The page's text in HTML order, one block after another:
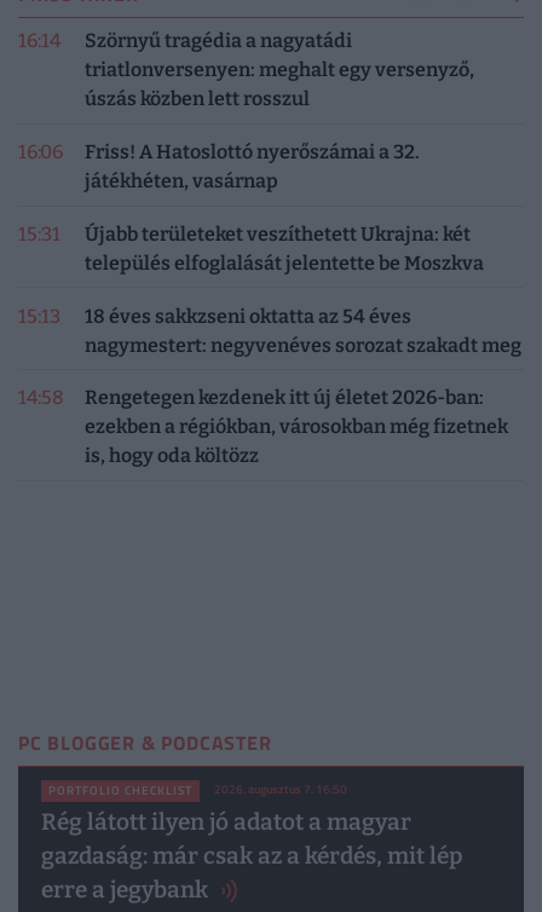
16:14
Szörnyű tragédia a nagyatádi
triatlonversenyen: meghalt egy versenyző,
úszás közben lett rosszul
16:06
Friss! A Hatoslottó nyerőszámai a 32.
játékhéten, vasárnap
15:31
Újabb területeket veszíthetett Ukrajna: két
település elfoglalását jelentette be Moszkva
15:13
18 éves sakkzseni oktatta az 54 éves
nagymestert: negyvenéves sorozat szakadt meg
14:58
Rengetegen kezdenek itt új életet 2026-ban:
ezekben a régiókban, városokban még fizetnek
is, hogy oda költözz
PC BLOGGER & PODCASTER
PORTFOLIO CHECKLIST 2026. augusztus 7. 16:50
Rég látott ilyen jó adatot a magyar
gazdaság: már csak az a kérdés, mit lép
erre a jegybank